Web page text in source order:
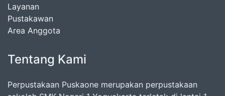
Layanan
Pustakawan
Area Anggota
Tentang Kami
Perpustakaan Puskaone merupakan perpustakaan